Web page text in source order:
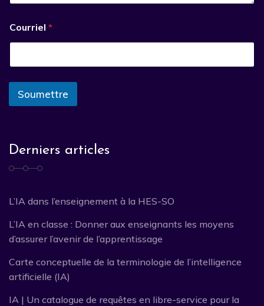
Courriel *
Soumettre
Derniers articles
L’IA dans l’enseignement à la HES-SO
L’IA en classe : Donner aux enseignants les moyens
d’assurer l’avenir de l’apprentissage
Carte conceptuelle de la terminologie de l’intelligence
artificielle (IA)
IA | Un catalogue de requêtes en libre-service pour la